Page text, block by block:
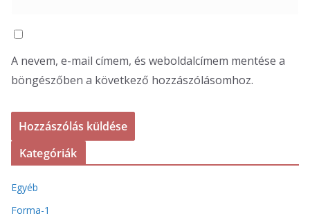
A nevem, e-mail címem, és weboldalcímem mentése a
böngészőben a következő hozzászólásomhoz.
Kategóriák
Egyéb
Forma-1